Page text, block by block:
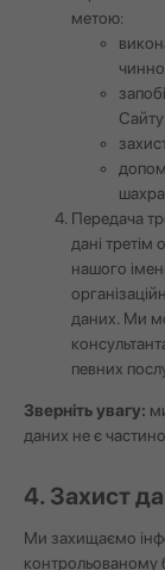
метою:
Передача
дані третім
нашого
даних. Ми
певних
Зверніть увагу:
даних не є
4. Захист
Ми захищаємо
контрольованому